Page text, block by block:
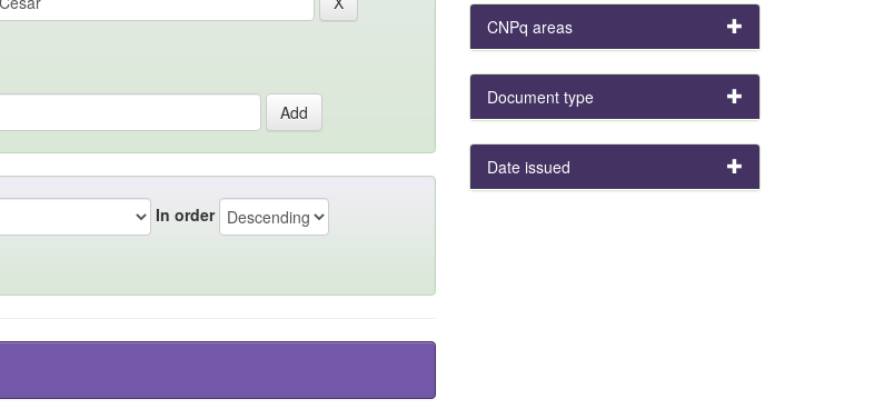
In order
CNPq areas
Document type
Date issued